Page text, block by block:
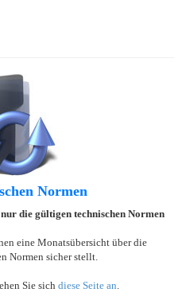
Normen
die gültigen technischen Normen
eine Monatsübersicht über die
Normen sicher stellt.
Sie sich diese Seite an